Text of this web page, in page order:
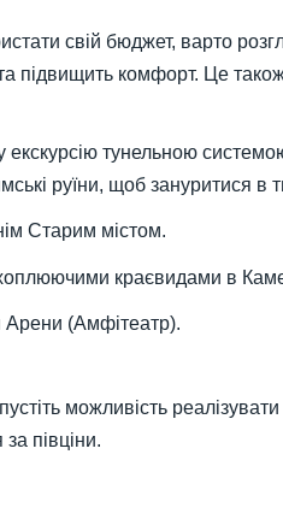
свій бюджет, варто
підвищить комфорт. Це
екскурсію тунельною
руїни, щоб зануритися в
Старим містом.
краєвидами в
Арени (Амфітеатр).
можливість
півціни.